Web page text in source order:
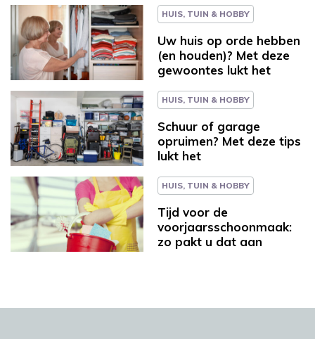
HUIS, TUIN & HOBBY
Uw huis op orde hebben
(en houden)? Met deze
gewoontes lukt het
HUIS, TUIN & HOBBY
Schuur of garage
opruimen? Met deze tips
lukt het
HUIS, TUIN & HOBBY
Tijd voor de
voorjaarsschoonmaak:
zo pakt u dat aan